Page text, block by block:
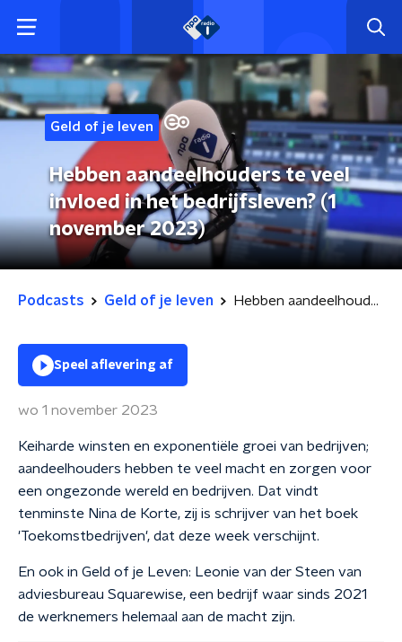
Geld of je leven
Hebben aandeelhouders te veel
invloed in het bedrijfsleven? (1
november 2023)
Podcasts Geld of je leven Hebben aandeelhouders te veel invloed in het bedrijfsleven? (1 november 2023)
Speel aflevering af
wo 1 november 2023
Keiharde winsten en exponentiële groei van bedrijven;
aandeelhouders hebben te veel macht en zorgen voor
een ongezonde wereld en bedrijven. Dat vindt
tenminste Nina de Korte, zij is schrijver van het boek
'Toekomstbedrijven', dat deze week verschijnt.
En ook in Geld of je Leven: Leonie van der Steen van
adviesbureau Squarewise, een bedrijf waar sinds 2021
de werknemers helemaal aan de macht zijn.